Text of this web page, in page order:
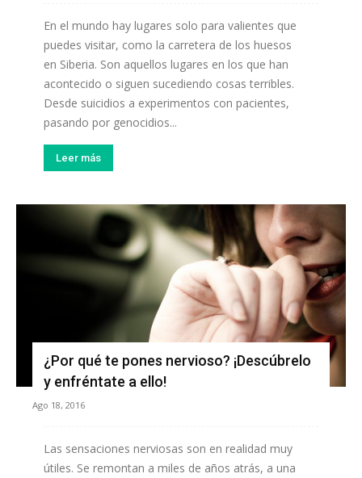
En el mundo hay lugares solo para valientes que
puedes visitar, como la carretera de los huesos
en Siberia. Son aquellos lugares en los que han
acontecido o siguen sucediendo cosas terribles.
Desde suicidios a experimentos con pacientes,
pasando por genocidios...
Leer más
¿Por qué te pones nervioso? ¡Descúbrelo
y enfréntate a ello!
Ago 18, 2016
Las sensaciones nerviosas son en realidad muy
útiles. Se remontan a miles de años atrás, a una